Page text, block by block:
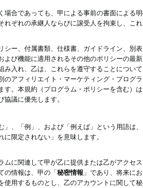
場合であっても、甲による事前の書面による
れぞれの承継人ならびに譲受人を拘束し、こ
シー、付属書類、仕様書、ガイドライン、別
よび機能に適用されるその他のポリシーの最
み入れ、乙は、これらを遵守することにつ
のアフィリエイト・マーケティング・プログ
す。本規約（プログラム・ポリシーを含む）
議に優先します。
」、「例」、および「例えば」という用語は
限定されない」を意味します。
ムに関連して甲が乙に提供または乙がアクセ
の情報は、甲の「秘密情報 」であり、将来に
使用するものとし、乙のアカウントに関して